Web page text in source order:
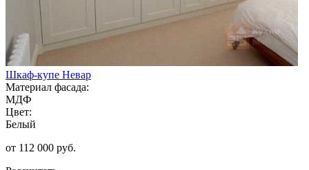
Шкаф-купе Невар
Материал фасада:
МДФ
Цвет:
Белый
от 112 000 руб.